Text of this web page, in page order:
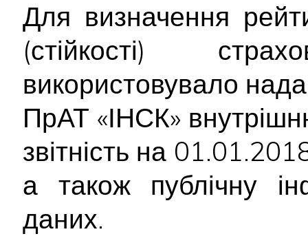
Для визначення
(стійкості)
використовувало
ПрАТ «ІНСК»
звітність на
а також публічну
даних.